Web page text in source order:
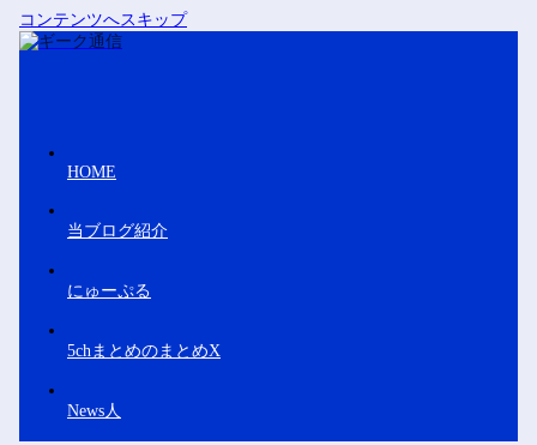
コンテンツへスキップ
HOME
当ブログ紹介
にゅーぷる
5chまとめのまとめX
News人